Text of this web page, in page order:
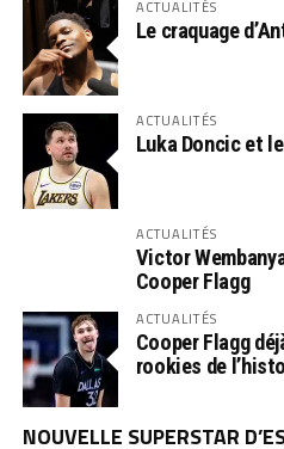
ACTUALITÉS
Le craquage
ACTUALITÉS
Luka Doncic et
ACTUALITÉS
Victor
Cooper Flagg
ACTUALITÉS
Cooper Flagg
rookies de
NOUVELLE SUPERSTAR